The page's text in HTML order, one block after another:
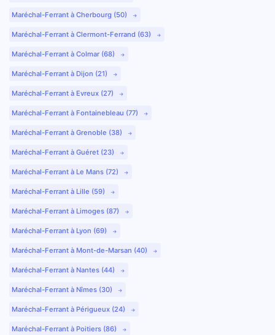
Maréchal-Ferrant à Cherbourg (50)
Maréchal-Ferrant à Clermont-Ferrand (63)
Maréchal-Ferrant à Colmar (68)
Maréchal-Ferrant à Dijon (21)
Maréchal-Ferrant à Evreux (27)
Maréchal-Ferrant à Fontainebleau (77)
Maréchal-Ferrant à Grenoble (38)
Maréchal-Ferrant à Guéret (23)
Maréchal-Ferrant à Le Mans (72)
Maréchal-Ferrant à Lille (59)
Maréchal-Ferrant à Limoges (87)
Maréchal-Ferrant à Lyon (69)
Maréchal-Ferrant à Mont-de-Marsan (40)
Maréchal-Ferrant à Nantes (44)
Maréchal-Ferrant à Nîmes (30)
Maréchal-Ferrant à Périgueux (24)
Maréchal-Ferrant à Poitiers (86)